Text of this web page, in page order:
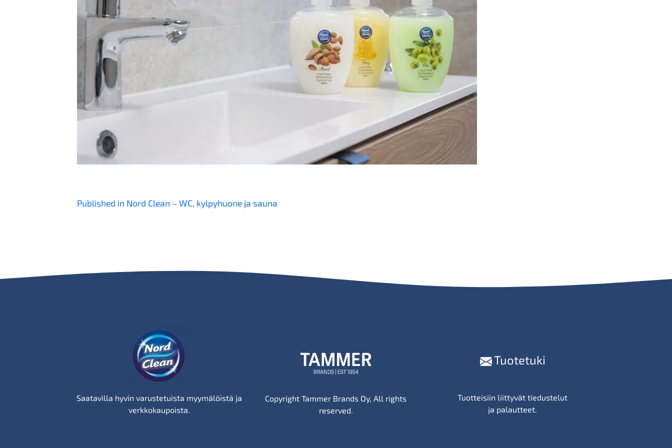
Artikkelien
Published in Nord Clean – WC, kylpyhuone ja sauna
Saatavilla hyvin varustetuista myymälöistä ja
verkkokaupoista.
Copyright Tammer Brands Oy, All rights
reserved.
Tuotetuki
Tuotteisiin liittyvät tiedustelut
ja palautteet.